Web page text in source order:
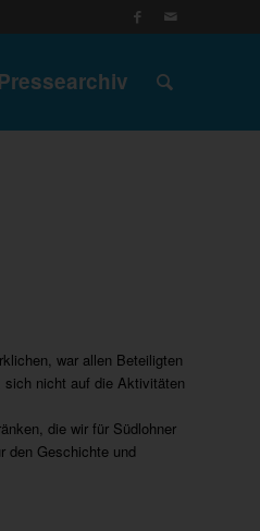
war allen Beteiligten
sich nicht auf die Aktivitäten
die wir für Südlohner
den Geschichte und